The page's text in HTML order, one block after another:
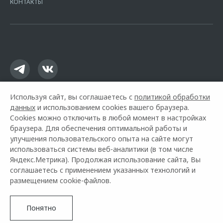
16.01.2015. Предложение ограничено и не является публичной
КОНТАКТЫ
Горячая линия OMODA: +7 (391) 290-27-07
© 2026 Медведь Альянс
Используя сайт, вы соглашаетесь с политикой обработки
данных и использованием cookies вашего браузера.
Cookies можно отключить в любой момент в настройках
браузера. Для обеспечения оптимальной работы и
улучшения пользовательского опыта на сайте могут
использоваться системы веб-аналитики (в том числе
Яндекс.Метрика). Продолжая использование сайта, Вы
соглашаетесь с применением указанных технологий и
размещением cookie-файлов.
Понятно